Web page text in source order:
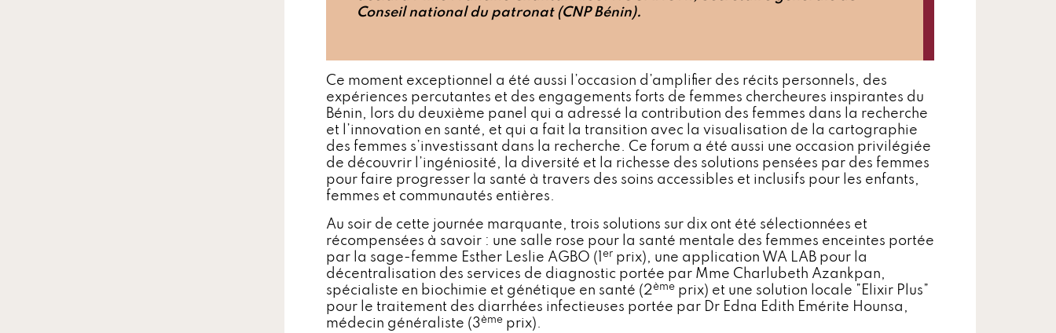
Conseil national du patronat (CNP Bénin).
Ce moment exceptionnel a été aussi l’occasion d’amplifier des récits personnels, des
expériences percutantes et des engagements forts de femmes chercheures inspirantes du
Bénin, lors du deuxième panel qui a adressé la contribution des femmes dans la recherche
et l’innovation en santé, et qui a fait la transition avec la visualisation de la cartographie
des femmes s’investissant dans la recherche. Ce forum a été aussi une occasion​ privilégiée
de découvrir l’ingéniosité, la diversité et la richesse des solutions pensées par des femmes
pour faire progresser la santé à travers des soins accessibles et inclusifs pour les enfants,
femmes et communautés entières.
Au soir de ​cette journée​ marquante, trois solutions sur dix ont été sélectionnées et
récompensées à savoir : une salle rose pour la santé mentale des femmes enceintes portée
par la sage-femme Esther Leslie AGBO (1
er prix), une application WA LAB pour la
décentralisation des services de diagnostic portée par Mme Charlubeth Azankpan,
spécialiste en biochimie et génétique en santé (2ème prix) et une solution locale ”Elixir Plus”
pour le traitement des diarrhées infectieuses portée par ​Dr Edna Edith Emérite Hounsa,
médecin généraliste​ (3ème prix).